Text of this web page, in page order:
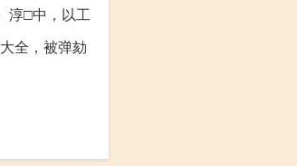
淳□中，以工
全，被弹劾